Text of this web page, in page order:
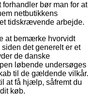
forhandler bør man for at
netbutikkens
tidskrævende arbejde.
at bemærke hvorvidt
det generelt er et
de danske
løbende undersøges
til de gældende vilkår.
at få hjælp, såfremt du
køb.